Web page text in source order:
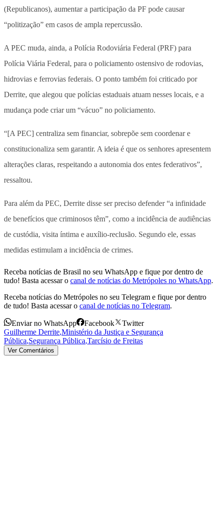
(Republicanos), aumentar a participação da PF pode causar
“politização” em casos de ampla repercussão.
A PEC muda, ainda, a Polícia Rodoviária Federal (PRF) para
Polícia Viária Federal, para o policiamento ostensivo de rodovias,
hidrovias e ferrovias federais. O ponto também foi criticado por
Derrite, que alegou que polícias estaduais atuam nesses locais, e a
mudança pode criar um “vácuo” no policiamento.
“[A PEC] centraliza sem financiar, sobrepõe sem coordenar e
constitucionaliza sem garantir. A ideia é que os senhores apresentem
alterações claras, respeitando a autonomia dos entes federativos”,
ressaltou.
Para além da PEC, Derrite disse ser preciso defender “a infinidade
de benefícios que criminosos têm”, como a incidência de audiências
de custódia, visita íntima e auxílio-reclusão. Segundo ele, essas
medidas estimulam a incidência de crimes.
Receba notícias de Brasil no seu WhatsApp e fique por dentro de
tudo! Basta acessar o canal de notícias do Metrópoles no WhatsApp.
Receba notícias do Metrópoles no seu Telegram e fique por dentro
de tudo! Basta acessar o canal de notícias no Telegram.
Enviar no WhatsApp Facebook
Twitter
Guilherme Derrite,Ministério da Justiça e Segurança
Pública,Segurança Pública,Tarcísio de Freitas
Ver Comentários